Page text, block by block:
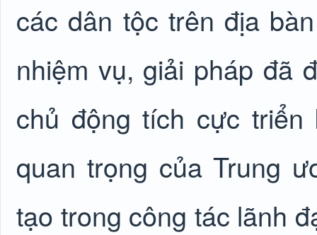
các dân tộc trên địa
nhiệm vụ, giải pháp đã
chủ động tích cực
quan trọng của Trung
tạo trong công tác lãnh